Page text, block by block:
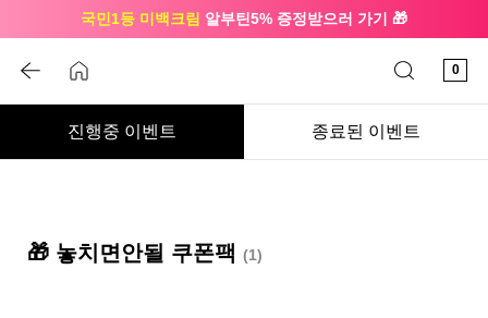
국민1등 미백크림 알부틴5% 증정받으러 가기 🎁
0
진행중 이벤트 종료된 이벤트
🎁 놓치면안될 쿠폰팩 (1)